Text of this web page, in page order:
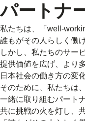
パートナ
私たちは、「well-
誰もがその人らしく働
しかし、私たちのサー
提供価値を広げ、より
日本社会の働き方の変
そのために、私たちは
一緒に取り組むパート
共に挑戦の火を灯し、